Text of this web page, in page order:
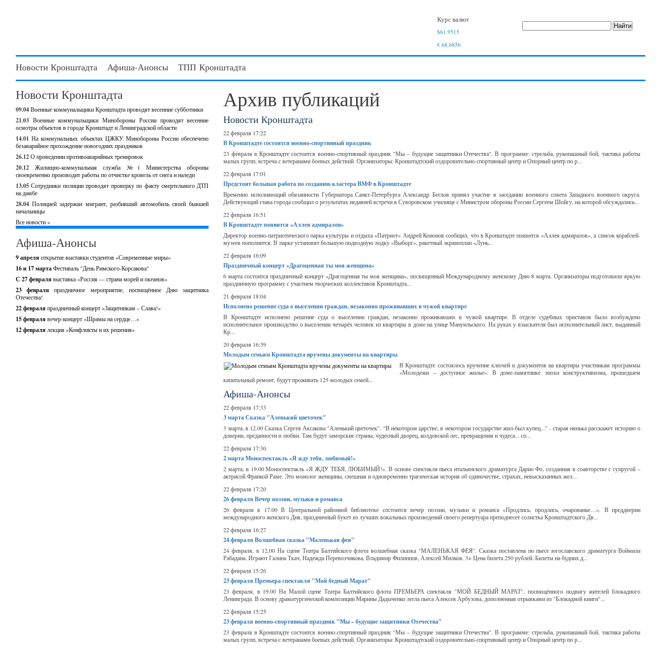
Курс валют
$61.9515
€ 68.6856
Новости Кронштадта Афиша-Анонсы ТПП Кронштадта
Новости Кронштадта
09.04Военные коммунальщики Кронштадта проводят весенние субботники
21.03 Военные коммунальщики Минобороны России проводят весенние
осмотры объектов в городе Кронштадт и Ленинградской области
14.01 На коммунальных объектах ЦЖКУ Минобороны России обеспечено
безаварийное прохождение новогодних праздников
26.12О проведении противоаварийных тренировок
20.12
Жилищно-коммунальная служба №1 Министерства обороны
своевременно производит работы по отчистке кровель от снега и наледи
13.05 Сотрудники полиции проводят проверку по факту смертельного ДТП
на дамбе
28.04 Полицией задержан мигрант, разбивший автомобиль своей бывшей
начальницы
Все новости »
Афиша-Анонсы
9 апреля открытие выставки студентов «Современные миры»
16 и 17 мартаФестиваль "День Римского-Корсакова"
С 27 февраля выставка «Россия — страна морей и океанов»
23 февраляпраздничное мероприятие, посвящённое Дню защитника
Отечества!
22 февраля праздничный концерт «Защитникам – Слава!»
15 февраля вечер-концерт «Шрамы на сердце…»
12 февраля лекция «Конфликты и их решения»
Архив публикаций
Новости Кронштадта
22 февраля 17:22
В Кронштадте состоится военно-спортивный праздник
23 февраля в Кронштадте состоится военно-спортивный праздник "Мы – будущие защитники Отечества". В программе: стрельба, рукопашный бой, тактика работы
малых групп, встреча с ветеранами боевых действий. Организаторы: Кронштадтский оздоровительно-спортивный центр и Опорный центр по р...
22 февраля 17:01
Предстоит большая работа по созданию кластера ВМФ в Кронштадте
Временно исполняющий обязанности Губернатора Санкт-Петербурга Александр Беглов принял участие в заседании военного совета Западного военного округа.
Действующий глава города сообщил о результатах недавней встречи в Суворовском училище с Министром обороны России Сергеем Шойгу, на которой обсуждались...
22 февраля 16:51
В Кронштадте появится «Аллея адмиралов»
Директор военно-патриотического парка культуры и отдыха «Патриот» Андрей Кононов сообщил, что в Кронштадте появится «Аллея адмиралов», а список кораблей-
музеев пополнится. В парке установят большую подводную лодку «Выборг», ракетный экраноплан «Лунь...
22 февраля 16:09
Праздничный концерт «Драгоценная ты моя женщина»
6 марта состоится праздничный концерт «Драгоценная ты моя женщина», посвященный Международному женскому Дню 8 марта. Организаторы подготовили яркую
праздничную программу с участием творческих коллективов Кронштадта...
21 февраля 18:04
Исполнено решение суда о выселении граждан, незаконно проживавших в чужой квартире
В Кронштадте исполнено решение суда о выселении граждан, незаконно проживавших в чужой квартире. В отделе судебных приставов было возбуждено
исполнительное производство о выселении четырёх человек из квартиры в доме на улице Мануильского. На руках у взыскателя был исполнительный лист, выданный
Кр...
20 февраля 16:39
Молодым семьям Кронштадта вручены документы на квартиры
В Кронштадте состоялось вручение ключей и документов на квартиры участникам программы
«Молодежи – доступное жилье». В доме-памятнике эпохи конструктивизма, прошедшем
капитальный ремонт, будут проживать 125 молодых семей...
Афиша-Анонсы
22 февраля 17:33
3 мартаСказка "Аленький цветочек"
3 марта, в 12.00 Сказка Сергея Аксакова "Аленький цветочек". "В некотором царстве, в некотором государстве жил-был купец..." - старая нянька расскажет историю о
доверии, преданности и любви. Там будут заморские страны, чудесный дворец, колдовской лес, превращения и чудеса... сп...
22 февраля 17:30
2 мартаМоноспектакль «Я жду тебя, любимый!»
2 марта, в 19.00 Моноспектакль «Я ЖДУ ТЕБЯ, ЛЮБИМЫЙ!». В основе спектакля пьеса итальянского драматурга Дарио Фо, созданная в соавторстве с супругой –
актрисой Франкой Раме. Это монолог женщины, смешная и одновременно трагическая история об одиночестве, страхах, невысказанных жел...
22 февраля 17:20
26 февраляВечер поэзии, музыки и романса
26 февраля в 17.00 В Центральной районной библиотеке состоится вечер поэзии, музыки и романса «Продлись, продлись, очарованье…». В преддверии
международного женского Дня, праздничный букет из лучших вокальных произведений своего репертуара преподнесет солистка Кронштадтского Дв...
22 февраля 16:27
24 февраляВолшебная сказка "Маленькая фея"
24 февраля, в 12.00 На сцене Театра Балтийского флота волшебная сказка "МАЛЕНЬКАЯ ФЕЯ". Сказка поставлена по пьесе югославского драматурга Воймила
Рабадана. Играют Галина Ткач, Надежда Перевозчикова, Владимир Филиппов, Алексей Милков. 3+ Цена билета 250 рублей. Билеты на будних д...
22 февраля 15:26
23 февраляПремьера спектакля "Мой бедный Марат"
23 февраля, в 19.00 На Малой сцене Театра Балтийского флота ПРЕМЬЕРА спектакля "МОЙ БЕДНЫЙ МАРАТ", посвящённого подвигу жителей блокадного
Ленинграда. В основу драматургической композиции Марины Дадыченко легла пьеса Алексея Арбузова, дополненная отрывками из "Блокадной книги"...
22 февраля 15:25
23 февралявоенно-спортивный праздник "Мы – будущие защитники Отечества"
23 февраля в Кронштадте состоится военно-спортивный праздник "Мы – будущие защитники Отечества". В программе: стрельба, рукопашный бой, тактика работы
малых групп, встреча с ветеранами боевых действий. Организаторы: Кронштадтский оздоровительно-спортивный центр и Опорный центр по р...